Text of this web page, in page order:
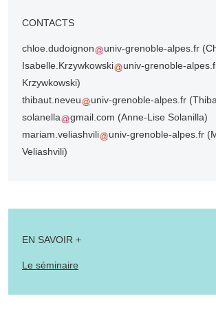
CONTACTS
chloe.dudoignon univ-grenoble-alpes.fr
Isabelle.Krzywkowski
univ-grenoble-
Krzywkowski)
thibaut.neveu
univ-grenoble-alpes.fr
solanella
gmail.com (Anne-Lise Solanilla)
mariam.veliashvili
univ-grenoble-alpes.fr
Veliashvili)
EN SAVOIR +
Le séminaire